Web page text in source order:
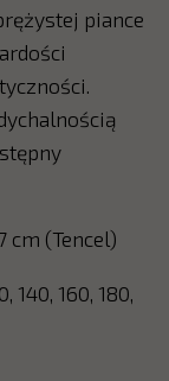
piance
cm (Tencel)
140, 160, 180,